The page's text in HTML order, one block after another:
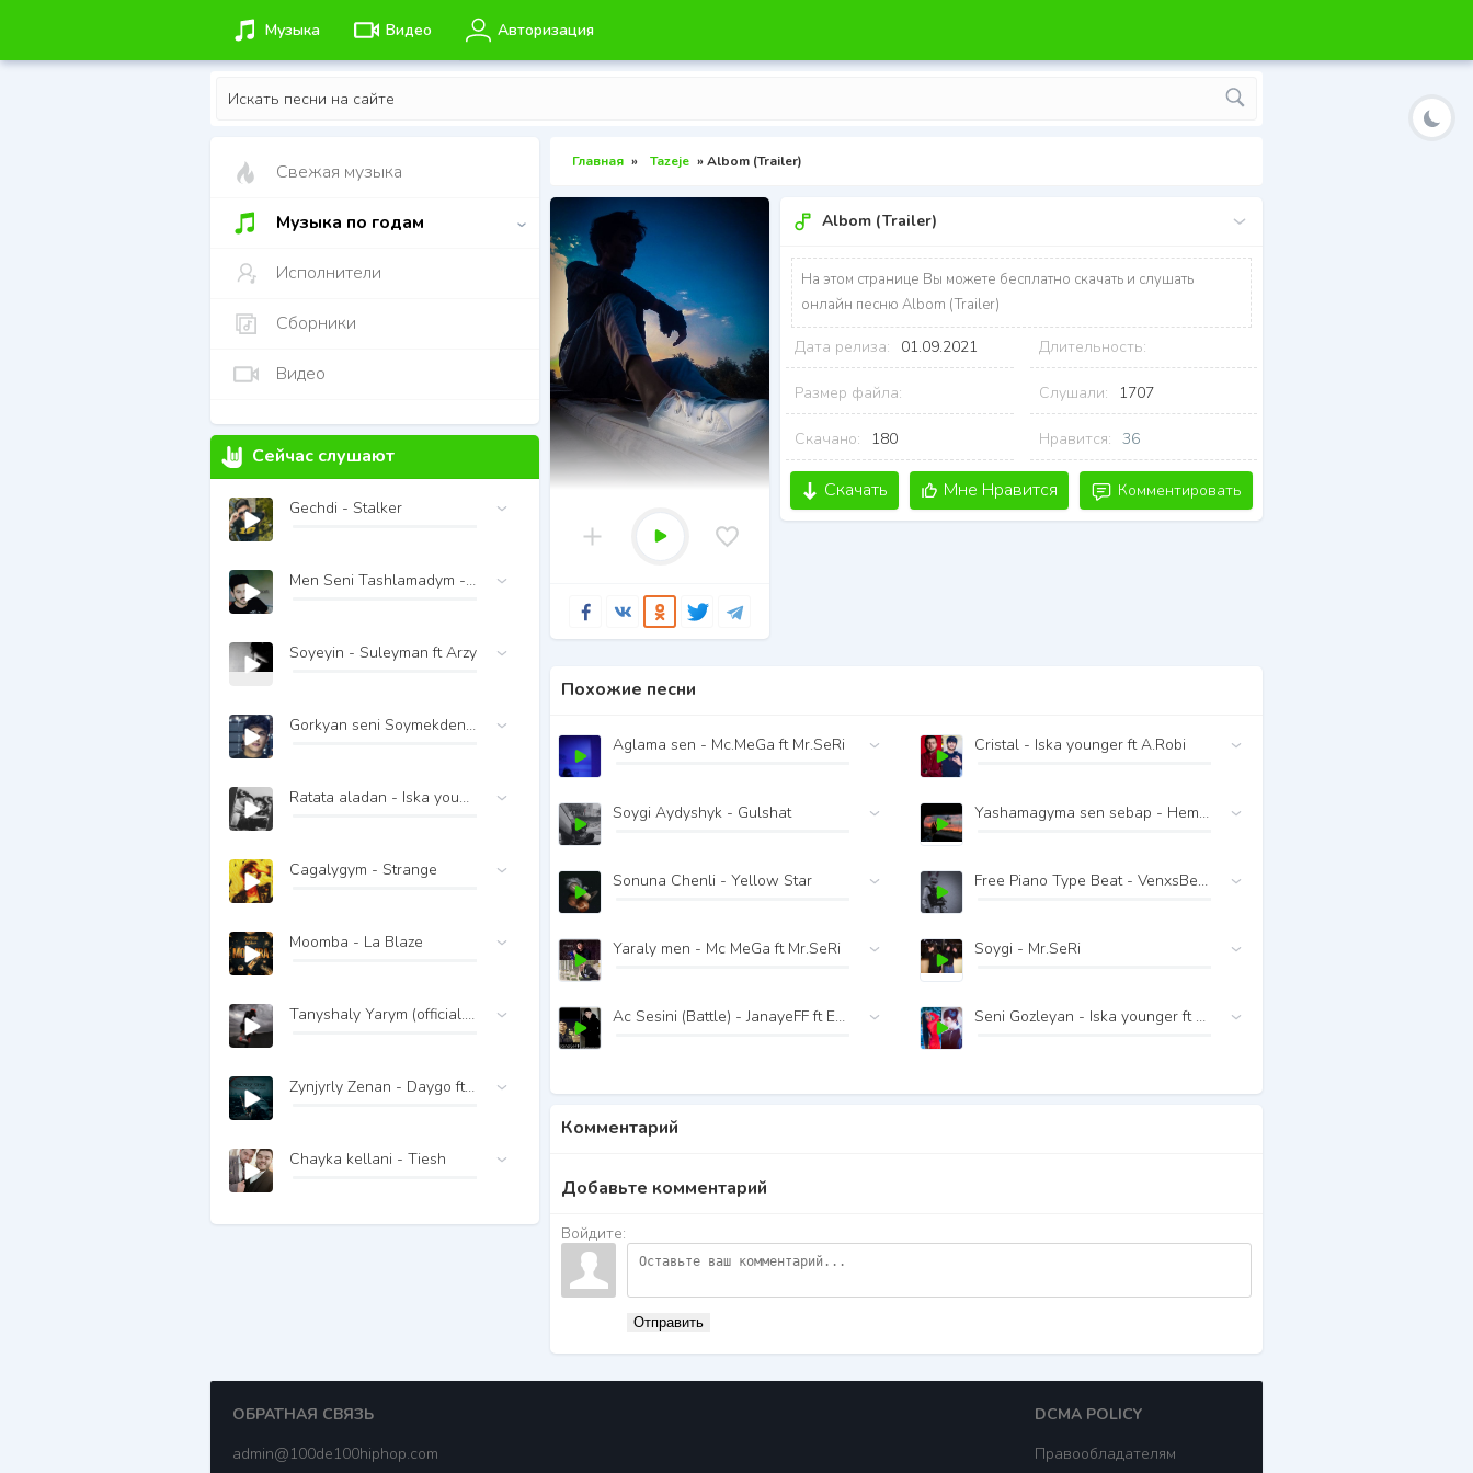
Музыка Видео Авторизация
Главная » Tazeje » Albom (Trailer)
Albom (Trailer)
На этом странице Вы можете бесплатно скачать и слушать
онлайн песню Albom (Trailer)
Дата релиза: 01.09.2021 Длительность:
Размер файла: Слушали: 1707
Скачано: 180 Нравится: 36
Скачать Мне Нравится Комментировать
Похожие песни
Aglama sen - Mc.MeGa ft Mr.SeRi Cristal - Iska younger ft A.Robi
Soygi Aydyshyk - Gulshat Yashamagyma sen sebap - Hemraly ft D.s.k
Sonuna Chenli - Yellow Star Free Piano Type Beat - VenxsBeatz
Yaraly men - Mc MeGa ft Mr.SeRi Soygi - Mr.SeRi
Ac Sesini (Battle) - JanayeFF ft EkiZHaN Seni Gozleyan - Iska younger ft Malaya
Комментарий
Добавьте комментарий
Войдите:
Отправить
Свежая музыка
Музыка по годам
Исполнители
Сборники
Видео
Сейчас слушают
Gechdi - Stalker
Men Seni Tashlamadym - Jhomart
Soyeyin - Suleyman ft Arzy
Gorkyan seni Soymekden - Iska Younger
Ratata aladan - Iska younger ft Jey King
Cagalygym - Strange
Moomba - La Blaze
Tanyshaly Yarym (official... - Bu Meka ft Guych Nazarow
Zynjyrly Zenan - Daygo ft Galantey
Chayka kellani - Tiesh
ОБРАТНАЯ СВЯЗЬ
admin@100de100hiphop.com
DCMA POLICY
Правообладателям